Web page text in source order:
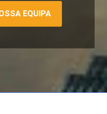
EQUIPA